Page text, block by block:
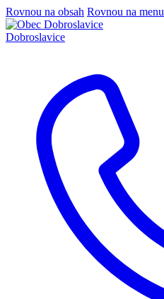
Rovnou na obsah Rovnou na menu
Dobroslavice